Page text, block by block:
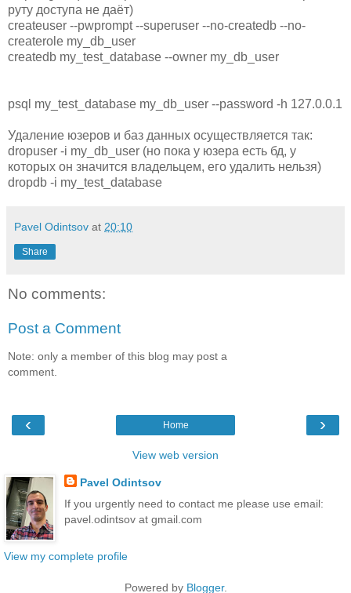
руту доступа не даёт)
createuser --pwprompt --superuser --no-createdb --no-
createrole my_db_user
createdb my_test_database --owner my_db_user
psql my_test_database my_db_user --password -h 127.0.0.1
Удаление юзеров и баз данных осуществляется так:
dropuser -i my_db_user (но пока у юзера есть бд, у
которых он значится владельцем, его удалить нельзя)
dropdb -i my_test_database
Pavel Odintsov at 20:10
Share
No comments:
Post a Comment
Note: only a member of this blog may post a
comment.
‹ ›
Home
View web version
Pavel Odintsov
If you urgently need to contact me please use email:
pavel.odintsov at gmail.com
View my complete profile
Powered by Blogger.